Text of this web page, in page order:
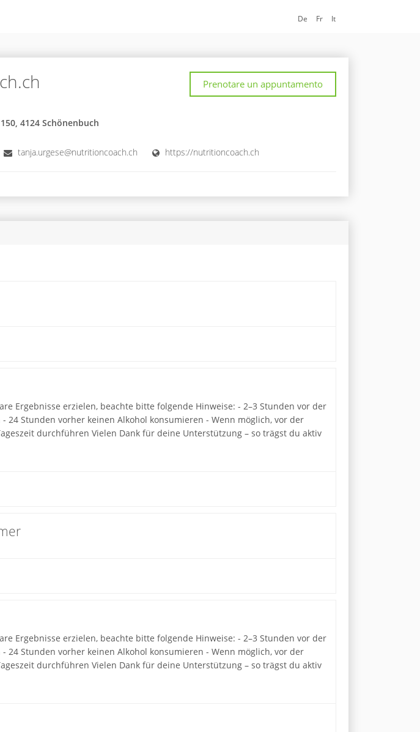
De Fr It
Prenotare un appuntamento
4124 Schönenbuch
tanja.urgese@nutritioncoach.ch https://nutritioncoach.ch
Ergebnisse erzielen, beachte bitte folgende Hinweise: - 2–3 Stunden vor der
Stunden vorher keinen Alkohol konsumieren - Wenn möglich, vor der
durchführen Vielen Dank für deine Unterstützung – so trägst du aktiv
Ergebnisse erzielen, beachte bitte folgende Hinweise: - 2–3 Stunden vor der
Stunden vorher keinen Alkohol konsumieren - Wenn möglich, vor der
durchführen Vielen Dank für deine Unterstützung – so trägst du aktiv